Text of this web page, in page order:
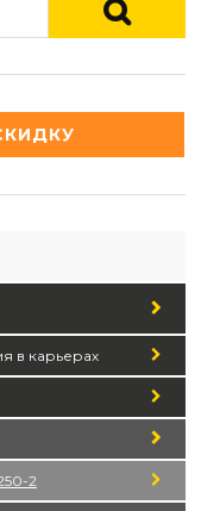
в карьерах
2